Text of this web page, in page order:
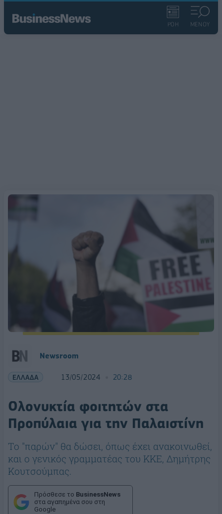
ΡΟΗ ΜΕΝΟΥ
Newsroom
ΕΛΛΑΔΑ 13/05/2024 20:28
Ολονυκτία φοιτητών στα
Προπύλαια για την Παλαιστίνη
Το "παρών" θα δώσει, όπως έχει ανακοινωθεί,
και ο γενικός γραμματέας του ΚΚΕ, Δημήτρης
Κουτσούμπας.
Πρόσθεσε το BusinessNews
στα αγαπημένα σου στη
Google